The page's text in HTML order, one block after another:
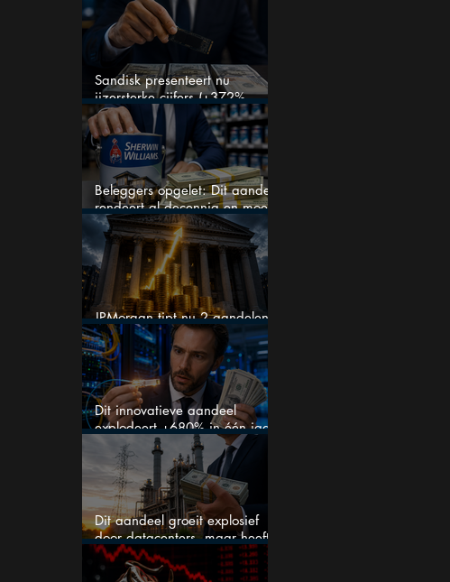
Sandisk presenteert nu
ijzersterke cijfers (+372%
omzetgroei), toch zakt het
aandeel weg
Beleggers opgelet: Dit aandeel
rendeert al decennia en moet
op je watchlist staan!
JPMorgan tipt nu 2 aandelen
voor augustus
Dit innovatieve aandeel
explodeert +680% in één jaar
en blijft maar stijgen
Dit aandeel groeit explosief
door datacenters, maar heeft
tientallen miljarden nodig